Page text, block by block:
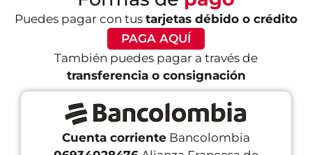
Puedes pagar con tus tarjetas débido o crédito
PAGA AQUÍ
También puedes pagar a través de
transferencia o consignación
Cuenta corriente Bancolombia